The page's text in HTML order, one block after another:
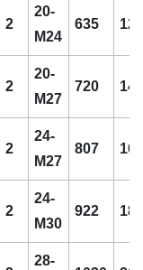
2
20-
M24
635
2
20-
M27
720
2
24-
M27
807
2
24-
M30
922
28-